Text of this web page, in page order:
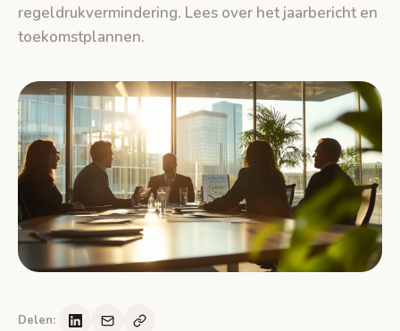
regeldrukvermindering. Lees over het jaarbericht en
toekomstplannen.
Delen: